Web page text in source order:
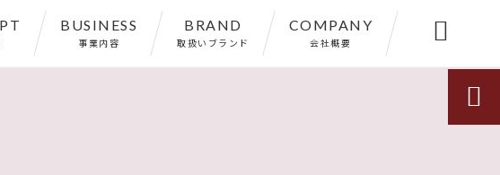
BUSINESS
事業内容
BRAND
取扱いブランド
COMPANY
会社概要 
